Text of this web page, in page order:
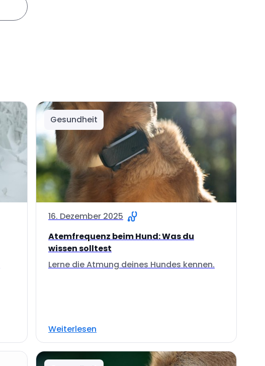
Gesundheit
16. Dezember 2025
Atemfrequenz beim Hund: Was du
wissen solltest
Lerne die Atmung deines Hundes kennen.
Weiterlesen